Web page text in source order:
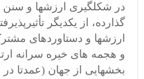
در شکلگیری ارزشها و سنن
گذارده، از یکدیگر
ارزشها و دستاوردهای
و هجمه های خیره سرانه
بخشهایی از جهان (عمدتا در